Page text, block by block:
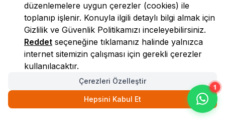
1
LokmanAVM
düzenlemelere uygun çerezler (cookies) ile
toplanıp işlenir. Konuyla ilgili detaylı bilgi almak için
Gizlilik ve Güvenlik Politikamızı inceleyebilirsiniz.
Reddet seçeneğine tıklamanız halinde yalnızca
internet sitemizin çalışması için gerekli çerezler
kullanılacaktır.
Çerezleri Özelleştir
Hepsini Kabul Et